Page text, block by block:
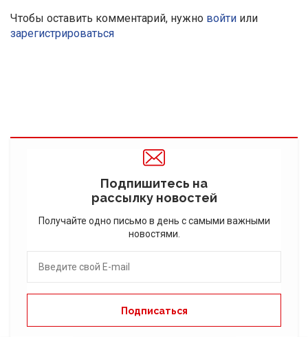
Чтобы оставить комментарий, нужно войти или
зарегистрироваться
Подпишитесь на
рассылку новостей
Получайте одно письмо в день с самыми важными
новостями.